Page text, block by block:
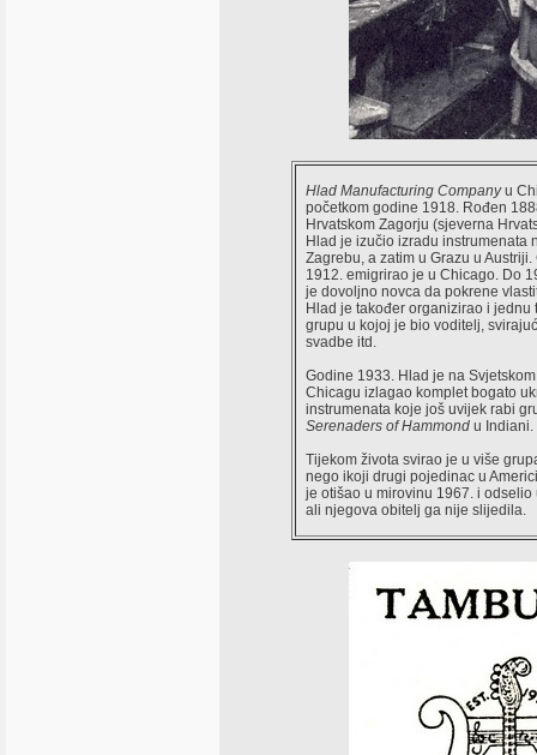
Hlad Manufacturing Companyu
početkom godine 1918. Rođen
Hrvatskom Zagorju (sjeverna
Hlad je izučio izradu instrumenata
Zagrebu, a zatim u Grazu u Austriji.
1912. emigrirao je u Chicago. Do
je dovoljno novca da pokrene
Hlad je također organizirao i jednu
grupu u kojoj je bio voditelj,
svadbe itd.
Godine 1933. Hlad je na
Chicagu izlagao komplet bogato
instrumenata koje još uvijek rabi
Serenaders of Hammond u Indiani.
Tijekom života svirao je u više
nego ikoji drugi pojedinac u
je otišao u mirovinu 1967. i odselio
ali njegova obitelj ga nije slijedila.